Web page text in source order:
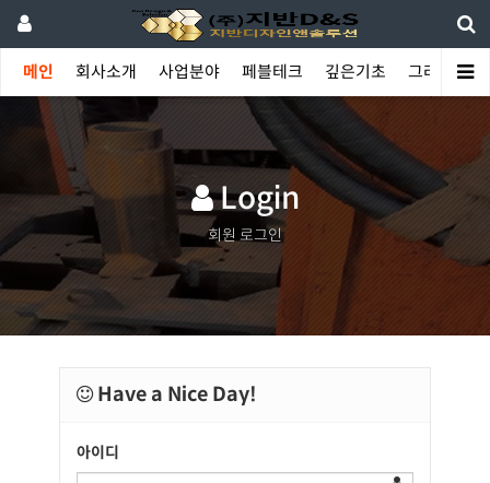
메인 회사소개 사업분야 페블테크 깊은기초 그라우팅
Login
회원 로그인
Have a Nice Day!
아이디